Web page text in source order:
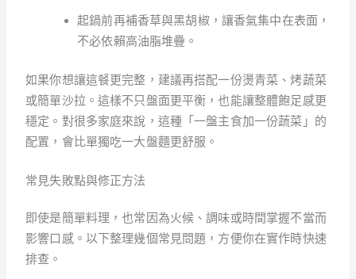
起鍋前再補香草與黑胡椒，讓香氣集中在表面，
不必依賴高油脂堆疊。
如果你想讓這餐更完整，建議再搭配一份燙青菜、烤蔬菜
或簡單沙拉。這樣不只盤面更平衡，也能讓整體飽足感更
穩定。對很多家庭來說，這種「一盤主食加一份蔬菜」的
配置，會比單獨吃一大盤麵更舒服。
常見失敗點與修正方法
即使是簡單料理，也常因為火候、調味或時間掌握不當而
影響口感。以下整理幾個常見問題，方便你在實作時快速
排查。